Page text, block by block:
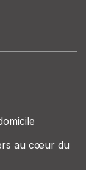
au cœur du